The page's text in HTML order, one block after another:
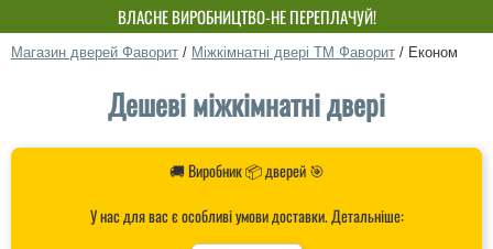
БЕЗКОШТОВНИЙ МОНТАЖ! ЗНИЖКА ДО 15%!
ВЛАСНЕ ВИРОБНИЦТВО-НЕ ПЕРЕПЛАЧУЙ!
Магазин дверей Фаворит / Міжкімнатні двері ТМ Фаворит / Економ
Дешеві міжкімнатні двері
🚚 Виробник 📦 дверей 🎯
У нас для вас є особливі умови доставки. Детальніше: